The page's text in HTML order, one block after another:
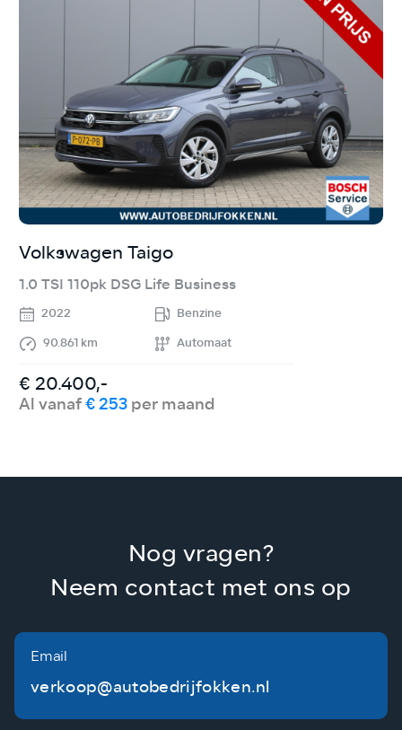
Volkswagen Taigo
1.0 TSI 110pk DSG Life Business
2022
Benzine
90.861 km
Automaat
€ 20.400,-
Al vanaf€ 253per maand
Nog vragen?
Neem contact met ons op
Email
verkoop@autobedrijfokken.nl